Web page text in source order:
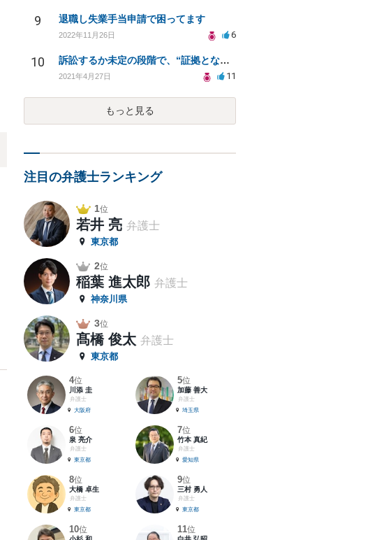
9 退職し失業手当申請で困ってます
2022年11月26日 6
10 訴訟するか未定の段階で、“証拠となり得る物の保管”を会社に応じてもらえる方法は在りますか?
2021年4月27日 11
もっと見る
注目の弁護士ランキング
1位
若井 亮 弁護士
東京都
2位
稲葉 進太郎 弁護士
神奈川県
3位
髙橋 俊太 弁護士
東京都
4位
川添 圭
弁護士
大阪府
5位
加藤 善大
弁護士
埼玉県
6位
泉 亮介
弁護士
東京都
7位
竹本 真紀
弁護士
愛知県
8位
大橋 卓生
弁護士
東京都
9位
三村 勇人
弁護士
東京都
10位 11位